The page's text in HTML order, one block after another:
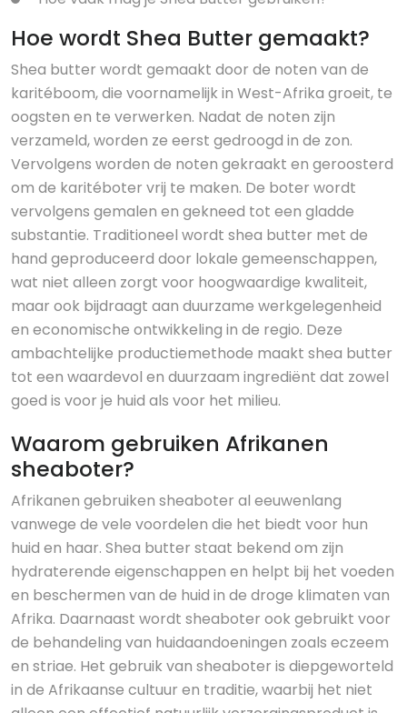
Hoe wordt Shea Butter gemaakt?
Shea butter wordt gemaakt door de noten van de
karitéboom, die voornamelijk in West-Afrika groeit, te
oogsten en te verwerken. Nadat de noten zijn
verzameld, worden ze eerst gedroogd in de zon.
Vervolgens worden de noten gekraakt en geroosterd
om de karitéboter vrij te maken. De boter wordt
vervolgens gemalen en gekneed tot een gladde
substantie. Traditioneel wordt shea butter met de
hand geproduceerd door lokale gemeenschappen,
wat niet alleen zorgt voor hoogwaardige kwaliteit,
maar ook bijdraagt aan duurzame werkgelegenheid
en economische ontwikkeling in de regio. Deze
ambachtelijke productiemethode maakt shea butter
tot een waardevol en duurzaam ingrediënt dat zowel
goed is voor je huid als voor het milieu.
Waarom gebruiken Afrikanen
sheaboter?
Afrikanen gebruiken sheaboter al eeuwenlang
vanwege de vele voordelen die het biedt voor hun
huid en haar. Shea butter staat bekend om zijn
hydraterende eigenschappen en helpt bij het voeden
en beschermen van de huid in de droge klimaten van
Afrika. Daarnaast wordt sheaboter ook gebruikt voor
de behandeling van huidaandoeningen zoals eczeem
en striae. Het gebruik van sheaboter is diepgeworteld
in de Afrikaanse cultuur en traditie, waarbij het niet